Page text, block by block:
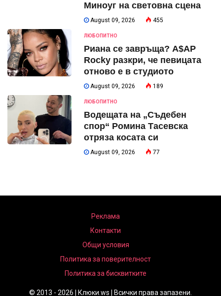
Миноуг на световна сцена
August 09, 2026 455
ЛЮБОПИТНО
Риана се завръща? A$AP
Rocky разкри, че певицата
отново е в студиото
August 09, 2026 189
ЛЮБОПИТНО
Водещата на „Съдебен
спор“ Ромина Тасевска
отряза косата си
August 09, 2026 77
Реклама
Контакти
Общи условия
Политика за поверителност
Политика за бисквитките
© 2013 - 2026 | Клюки.ws | Всички права запазени.